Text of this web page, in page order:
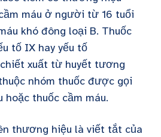
máu ở người từ 16 tuổi
khó đông loại B. Thuốc
tố IX hay yếu tố
xuất từ huyết tương
nhóm thuốc được gọi
hoặc thuốc cầm máu.
thương hiệu là viết tắt của